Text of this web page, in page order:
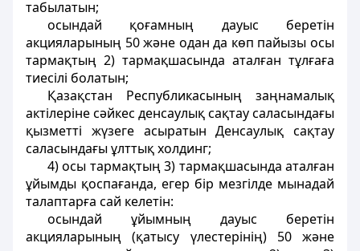
табылатын;
осындай қоғамның дауыс беретін
акцияларының 50 және одан да көп пайызы осы
тармақтың 2) тармақшасында аталған тұлғаға
тиесiлi болатын;
Қазақстан Республикасының заңнамалық
актілеріне сәйкес денсаулық сақтау саласындағы
қызметтi жүзеге асыратын Денсаулық сақтау
саласындағы ұлттық холдинг;
4) осы тармақтың 3) тармақшасында аталған
ұйымды қоспағанда, егер бiр мезгiлде мынадай
талаптарға сай келетiн:
осындай ұйымның дауыс беретін
акцияларының (қатысу үлестерiнiң) 50 және